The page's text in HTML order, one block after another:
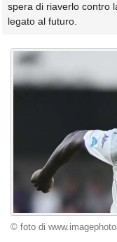
spera di riaverlo contro
legato al futuro.
© foto di